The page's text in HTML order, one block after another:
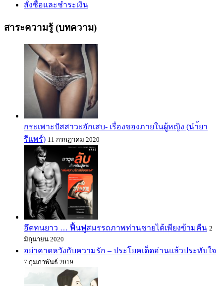
สั่งซื้อและชำระเงิน
สาระความรู้ (บทความ)
กระเพาะปัสสาวะอักเสบ- เรื่องของภายในผู้หญิง (นำ้ยา
รีแพร์) 11 กรกฎาคม 2020
อึดทนยาว … ฟื้นฟูสมรรถภาพท่านชายได้เพียงข้ามคืน 2
มิถุนายน 2020
อย่าคาดหวังกับความรัก – ประโยคเด็ดอ่านแล้วประทับใจ
7 กุมภาพันธ์ 2019